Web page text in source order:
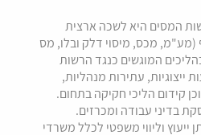
המסים היא לשכה ארצית
(מע"מ, מכס, מיסוי דלק ובלו, מס
המוגשים כנגד הרשות
עתירות מנהליות,
קידום הליכי חקיקה בתחום.
בדיני עבודה ומכרזים.
וליווי משפטי לכלל משרדי